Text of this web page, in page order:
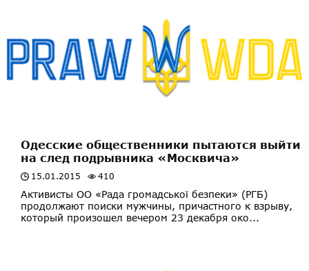
Одесские общественники пытаются выйти
на след подрывника «Москвича»
15.01.2015 410
Активисты ОО «Рада громадської безпеки» (РГБ)
продолжают поиски мужчины, причастного к взрыву,
который произошел вечером 23 декабря око...